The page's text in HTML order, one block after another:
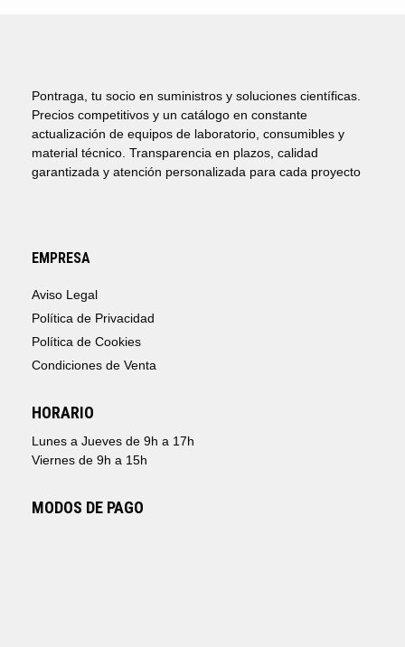
Pontraga, tu socio en suministros y soluciones científicas.
Precios competitivos y un catálogo en constante
actualización de equipos de laboratorio, consumibles y
material técnico. Transparencia en plazos, calidad
garantizada y atención personalizada para cada proyecto
EMPRESA
Aviso Legal
Política de Privacidad
Política de Cookies
Condiciones de Venta
HORARIO
Lunes a Jueves de 9h a 17h
Viernes de 9h a 15h
MODOS DE PAGO